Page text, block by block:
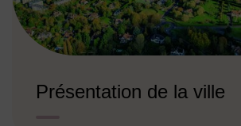
Présentation de la ville